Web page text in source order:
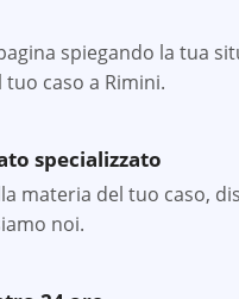
spiegando la tua
caso a Rimini.
specializzato
materia del tuo caso,
noi.